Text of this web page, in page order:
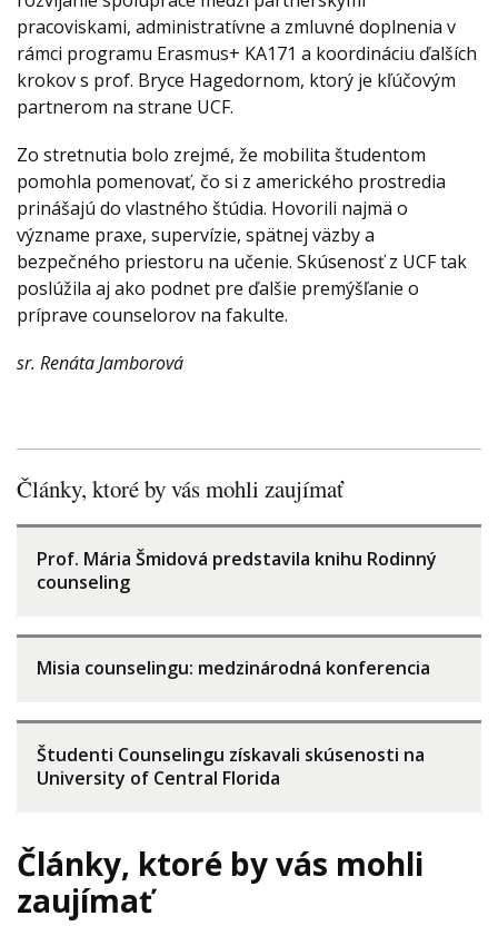
pracoviskami, administratívne a zmluvné doplnenia v
rámci programu Erasmus+ KA171 a koordináciu ďalších
krokov s prof. Bryce Hagedornom, ktorý je kľúčovým
partnerom na strane UCF.
Zo stretnutia bolo zrejmé, že mobilita študentom
pomohla pomenovať, čo si z amerického prostredia
prinášajú do vlastného štúdia. Hovorili najmä o
význame praxe, supervízie, spätnej väzby a
bezpečného priestoru na učenie. Skúsenosť z UCF tak
poslúžila aj ako podnet pre ďalšie premýšľanie o
príprave counselorov na fakulte.
sr. Renáta Jamborová
Články, ktoré by vás mohli zaujímať
Prof. Mária Šmidová predstavila knihu Rodinný
counseling
Misia counselingu: medzinárodná konferencia
Študenti Counselingu získavali skúsenosti na
University of Central Florida
Články, ktoré by vás mohli
zaujímať